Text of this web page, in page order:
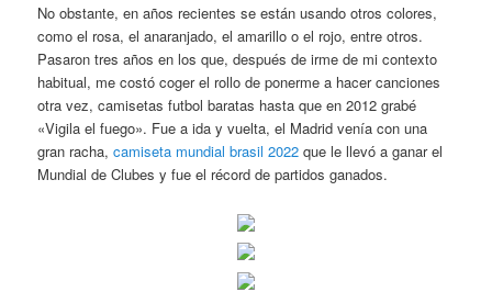
No obstante, en años recientes se están usando otros colores,
como el rosa, el anaranjado, el amarillo o el rojo, entre otros.
Pasaron tres años en los que, después de irme de mi contexto
habitual, me costó coger el rollo de ponerme a hacer canciones
otra vez, camisetas futbol baratas hasta que en 2012 grabé
«Vigila el fuego». Fue a ida y vuelta, el Madrid venía con una
gran racha,camiseta mundial brasil 2022 que le llevó a ganar el
Mundial de Clubes y fue el récord de partidos ganados.